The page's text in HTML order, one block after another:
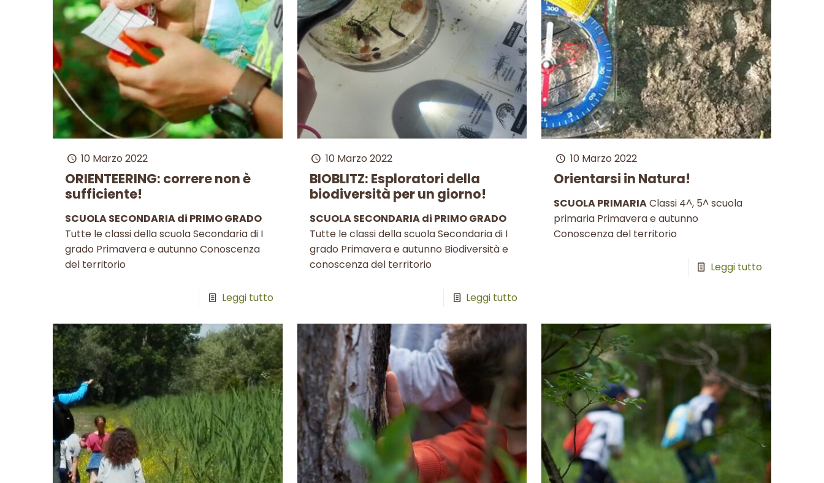
10 Marzo 2022
ORIENTEERING: correre non è
sufficiente!
SCUOLA SECONDARIA di PRIMO GRADO
Tutte le classi della scuola Secondaria di I
grado Primavera e autunno Conoscenza
del territorio
Leggi tutto
10 Marzo 2022
BIOBLITZ: Esploratori della
biodiversità per un giorno!
SCUOLA SECONDARIA di PRIMO GRADO
Tutte le classi della scuola Secondaria di I
grado Primavera e autunno Biodiversità e
conoscenza del territorio
Leggi tutto
10 Marzo 2022
Orientarsi in Natura!
SCUOLA PRIMARIAClassi 4^, 5^ scuola
primaria Primavera e autunno
Conoscenza del territorio
Leggi tutto